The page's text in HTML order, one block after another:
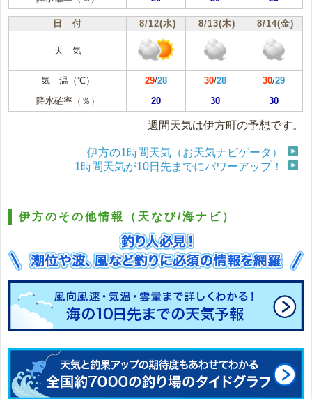
日 付 8/12(水) 8/13(木) 8/14(金)
天 気
気 温（℃） 29/28 30/28 30/29
降水確率（％）
20 30 30
週間天気は伊方町の予想です。
伊方の1時間天気（お天気ナビゲータ）
1時間天気が10日先までにパワーアップ！
伊方のその他情報（天なび/海ナビ）